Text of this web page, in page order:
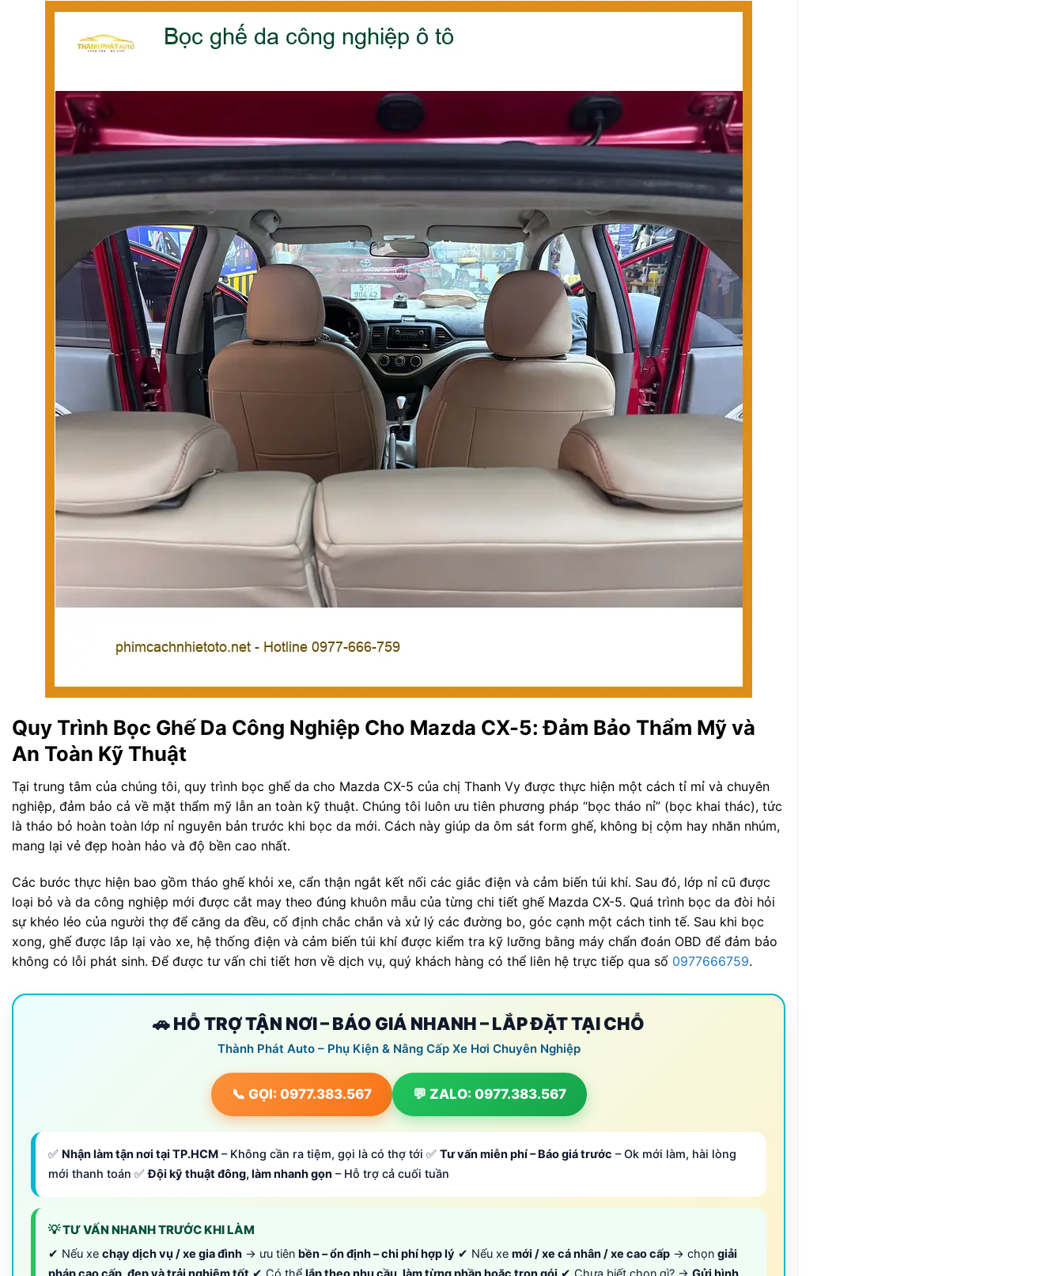
Quy Trình Bọc Ghế Da Công Nghiệp Cho Mazda CX-5: Đảm Bảo Thẩm Mỹ và
An Toàn Kỹ Thuật
Tại trung tâm của chúng tôi, quy trình bọc ghế da cho Mazda CX-5 của chị Thanh Vy được thực hiện một cách tỉ mỉ và chuyên
nghiệp, đảm bảo cả về mặt thẩm mỹ lẫn an toàn kỹ thuật. Chúng tôi luôn ưu tiên phương pháp “bọc tháo nỉ” (bọc khai thác), tức
là tháo bỏ hoàn toàn lớp nỉ nguyên bản trước khi bọc da mới. Cách này giúp da ôm sát form ghế, không bị cộm hay nhăn nhúm,
mang lại vẻ đẹp hoàn hảo và độ bền cao nhất.
Các bước thực hiện bao gồm tháo ghế khỏi xe, cẩn thận ngắt kết nối các giắc điện và cảm biến túi khí. Sau đó, lớp nỉ cũ được
loại bỏ và da công nghiệp mới được cắt may theo đúng khuôn mẫu của từng chi tiết ghế Mazda CX-5. Quá trình bọc da đòi hỏi
sự khéo léo của người thợ để căng da đều, cố định chắc chắn và xử lý các đường bo, góc cạnh một cách tinh tế. Sau khi bọc
xong, ghế được lắp lại vào xe, hệ thống điện và cảm biến túi khí được kiểm tra kỹ lưỡng bằng máy chẩn đoán OBD để đảm bảo
không có lỗi phát sinh. Để được tư vấn chi tiết hơn về dịch vụ, quý khách hàng có thể liên hệ trực tiếp qua số 0977666759.
🚗 HỖ TRỢ TẬN NƠI – BÁO GIÁ NHANH – LẮP ĐẶT TẠI CHỖ
Thành Phát Auto – Phụ Kiện & Nâng Cấp Xe Hơi Chuyên Nghiệp
📞 GỌI: 0977.383.567 💬 ZALO: 0977.383.567
✅ Nhận làm tận nơi tại TP.HCM – Không cần ra tiệm, gọi là có thợ tới ✅ Tư vấn miễn phí – Báo giá trước – Ok mới làm, hài lòng
mới thanh toán ✅Đội kỹ thuật đông, làm nhanh gọn – Hỗ trợ cả cuối tuần
💡 TƯ VẤN NHANH TRƯỚC KHI LÀM
✔ Nếu xe chạy dịch vụ / xe gia đình → ưu tiên bền – ổn định – chi phí hợp lý ✔ Nếu xe mới / xe cá nhân / xe cao cấp → chọn giải